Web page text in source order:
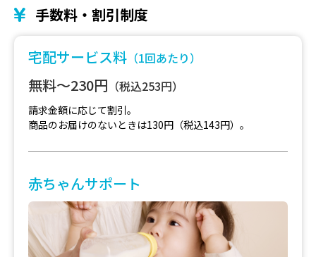
手数料・割引制度
宅配サービス料 （1回あたり）
無料～230円 （税込253円）
請求金額に応じて割引。
商品のお届けのないときは130円（税込143円）。
赤ちゃんサポート